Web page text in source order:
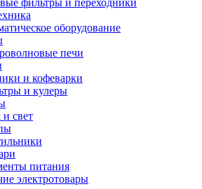
фильтры и переходники
оборудование
печи
и кофеварки
и кулеры
свет
питания
электротовары